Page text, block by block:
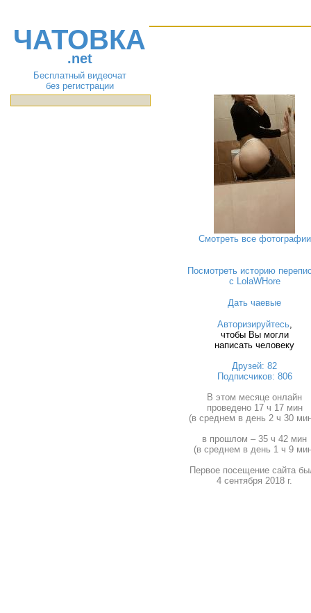
ЧАТОВКА
.net
Бесплатный видеочат
без регистрации
Смотреть все фотографии
Посмотреть историю
с LolaWHore
Дать чаевые
Авторизируйтесь,
чтобы Вы могли
написать человеку
Друзей: 82
Подписчиков: 806
В этом месяце онлайн
проведено 17 ч 17 мин
(в среднем в день 2 ч 30
в прошлом – 35 ч 42 мин
(в среднем в день 1 ч 9
Первое посещение сайта
4 сентября 2018 г.